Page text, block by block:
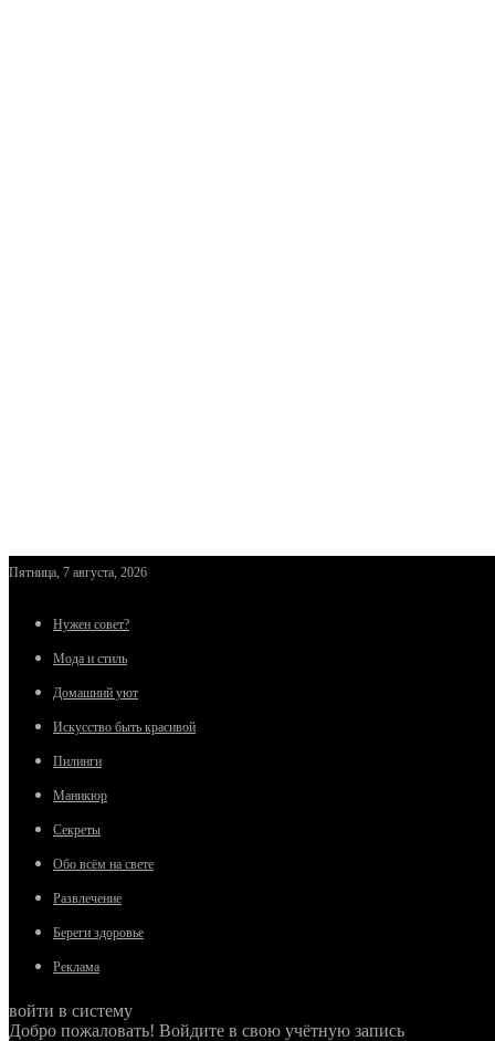
Пятница, 7 августа, 2026
Нужен совет?
Мода и стиль
Домашний уют
Искусство быть красивой
Пилинги
Маникюр
Секреты
Обо всём на свете
Развлечение
Береги здоровье
Реклама
войти в систему
Добро пожаловать! Войдите в свою учётную запись